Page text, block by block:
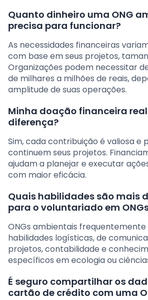
Quanto dinheiro uma ONG
precisa para funcionar?
As necessidades financeiras
com base em seus projetos,
Organizações podem necessitar
de milhares a milhões de reais,
amplitude de suas operações.
Minha doação financeira
diferença?
Sim, cada contribuição é valiosa e
continuem seus projetos.
ajudam a planejar e executar
com maior eficácia.
Quais habilidades são mais
para o voluntariado em
ONGs ambientais
habilidades logísticas, de
projetos, contabilidade e
específicos em ecologia ou
É seguro compartilhar os
cartão de crédito com uma